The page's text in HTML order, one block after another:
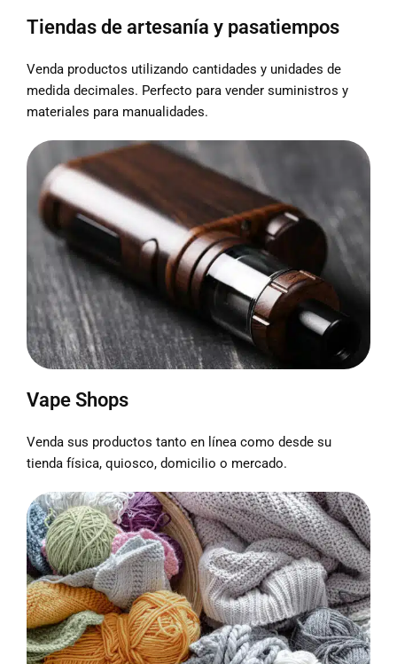
Tiendas de artesanía y pasatiempos
Venda productos utilizando cantidades y unidades de
medida decimales. Perfecto para vender suministros y
materiales para manualidades.
Vape Shops
Venda sus productos tanto en línea como desde su
tienda física, quiosco, domicilio o mercado.